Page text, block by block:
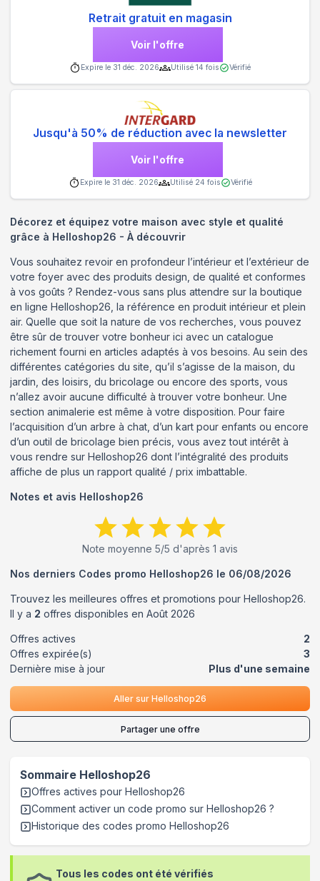
Retrait gratuit en magasin
Voir l'offre
Expire le 31 déc. 2026 Utilisé 14 fois Vérifié
Jusqu'à 50% de réduction avec la newsletter
Voir l'offre
Expire le 31 déc. 2026 Utilisé 24 fois Vérifié
Décorez et équipez votre maison avec style et qualité
grâce à Helloshop26 - À découvrir
Vous souhaitez revoir en profondeur l’intérieur et l’extérieur de
votre foyer avec des produits design, de qualité et conformes
à vos goûts ? Rendez-vous sans plus attendre sur la boutique
en ligne Helloshop26, la référence en produit intérieur et plein
air. Quelle que soit la nature de vos recherches, vous pouvez
être sûr de trouver votre bonheur ici avec un catalogue
richement fourni en articles adaptés à vos besoins. Au sein des
différentes catégories du site, qu’il s’agisse de la maison, du
jardin, des loisirs, du bricolage ou encore des sports, vous
n’allez avoir aucune difficulté à trouver votre bonheur. Une
section animalerie est même à votre disposition. Pour faire
l’acquisition d’un arbre à chat, d’un kart pour enfants ou encore
d’un outil de bricolage bien précis, vous avez tout intérêt à
vous rendre sur Helloshop26 dont l’intégralité des produits
affiche de plus un rapport qualité / prix imbattable.
Notes et avis Helloshop26
Note moyenne 5/5 d'après 1 avis
Nos derniers Codes promo Helloshop26 le 06/08/2026
Trouvez les meilleures offres et promotions pour Helloshop26.
Il y a 2 offres disponibles en Août 2026
Offres actives
2
Offres expirée(s)
3
Dernière mise à jour
Plus d'une semaine
Aller sur Helloshop26
Partager une offre
Sommaire Helloshop26
Offres actives pour Helloshop26
Comment activer un code promo sur Helloshop26 ?
Historique des codes promo Helloshop26
Tous les codes ont été vérifiés